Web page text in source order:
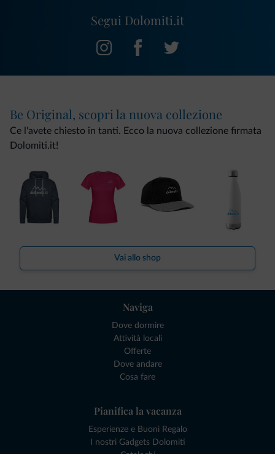
Segui Dolomiti.it
Be Original, scopri la nuova collezione
Ce l'avete chiesto in tanti. Ecco la nuova collezione firmata
Dolomiti.it!
Vai allo shop
Naviga
Dove dormire
Attività locali
Offerte
Dove andare
Cosa fare
Pianifica la vacanza
Esperienze e Buoni Regalo
I nostri Gadgets Dolomiti